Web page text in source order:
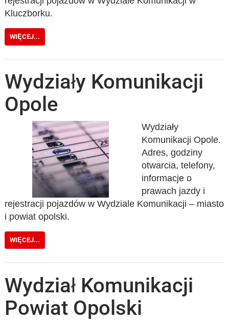
Kluczborku.
WIĘCEJ...
Wydziały Komunikacji
Opole
Wydziały
Komunikacji Opole.
Adres, godziny
otwarcia, telefony,
informacje o
prawach jazdy i
rejestracji pojazdów w Wydziale Komunikacji – miasto
i powiat opolski.
WIĘCEJ...
Wydział Komunikacji
Powiat Opolski